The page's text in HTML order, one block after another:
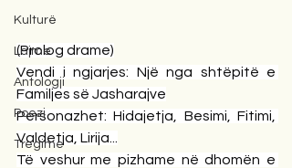
Kulturë
Lajme
Antologji
Poezi
Tregime
(Prolog drame)
Vendi i ngjarjes: Një nga shtëpitë e
Familjes së Jasharajve
Personazhet: Hidajetja, Besimi, Fitimi,
Valdetja, Lirija...
Të veshur me pizhame në dhomën e